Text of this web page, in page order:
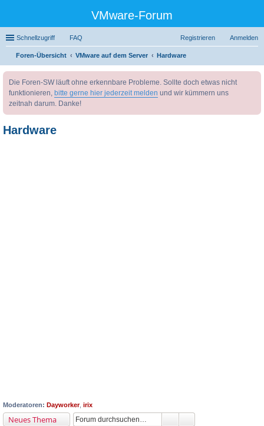
VMware-Forum
Schnellzugriff FAQ Anmelden
Registrieren
Foren-Übersicht VMware auf dem Server
Hardware
Die Foren-SW läuft ohne erkennbare Probleme. Sollte doch etwas nicht
funktionieren, bitte gerne hier jederzeit melden und wir kümmern uns
zeitnah darum. Danke!
Hardware
Moderatoren: Dayworker, irix
Neues Thema